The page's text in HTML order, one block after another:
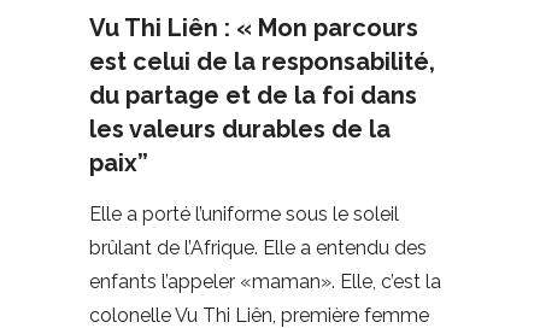
Vu Thi Liên : « Mon parcours
est celui de la responsabilité,
du partage et de la foi dans
les valeurs durables de la
paix”
Elle a porté l’uniforme sous le soleil
brûlant de l’Afrique. Elle a entendu des
enfants l’appeler «maman». Elle, c’est la
colonelle Vu Thi Liên, première femme